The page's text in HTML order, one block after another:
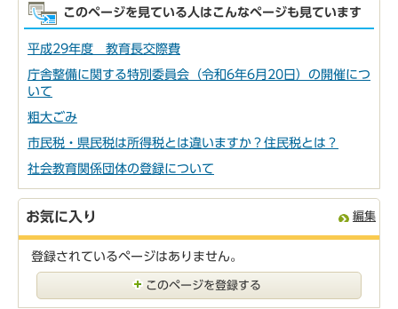
このページを見ている人はこんなページも見ています
平成29年度 教育長交際費
庁舎整備に関する特別委員会（令和6年6月20日）の開催につ
いて
粗大ごみ
市民税・県民税は所得税とは違いますか？住民税とは？
社会教育関係団体の登録について
お気に入り 編集
登録されているページはありません。
このページを登録する